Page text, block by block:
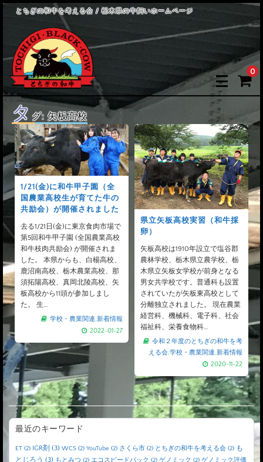
とちぎの和牛を考える会 / 栃木県の牛飼いホームページ
0
タ グ:矢板高校
1/21(金)に和牛甲子園（全
国農業高校生が育てた牛の
共励会）が開催されました
去る1/21日(金)に東京食肉市場で
第5回和牛甲子園 (全国農業高校
和牛枝肉共励会) が開催されま
した。 本県からも、白楊高校、
鹿沼南高校、栃木農業高校、那
須拓陽高校、真岡北陵高校、矢
板高校から11頭が参加しまし
た。 生…
学校・農業関連,新着情報
2022-01-27
県立矢板高校実習（和牛採
卵）
矢板高校は1910年設立で塩谷郡
農林学校、栃木県立農学校、栃
木県立矢板女学校が前身となる
男女共学校です。普通科も設置
されていたが矢板東高校として
分離独立されました。 現在農業
経営科、機械科、電子科、社会
福祉科、栄養食物科…
令和２年度のとちぎの和牛を考
える会,学校・農業関連,新着情報
2020-11-22
最近のキーワード
ET (2) IGR剤 (3) WCS (2) YouTube (2) さくら市 (2) とちぎの和牛を考える会 (2) も
とじろう (3) もとみつ (2) エコスピードパック (2) ゲノミック (2) ゲノミック評価